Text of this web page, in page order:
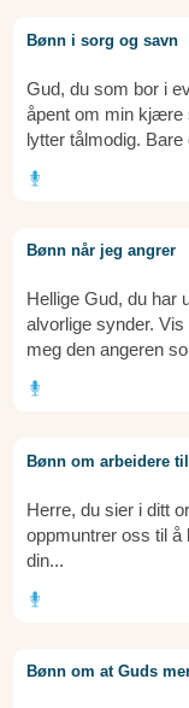
Bønn i sorg og savn
Gud, du som bor i
åpent om min kjære
lytter tålmodig. Bare
Bønn når jeg angrer
Hellige Gud, du har
alvorlige synder.
meg den angeren
Bønn om arbeidere
Herre, du sier i ditt
oppmuntrer oss til å
din...
Bønn om at Guds